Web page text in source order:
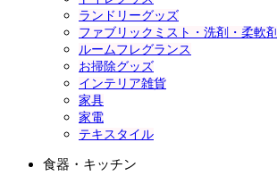
ランドリーグッズ
ファブリックミスト・洗剤・柔軟剤
ルームフレグランス
お掃除グッズ
インテリア雑貨
家具
家電
テキスタイル
食器・キッチン